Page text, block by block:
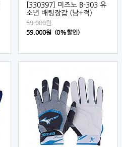
[330397] 미즈노 B-303 유
소년 배팅장갑 (남+적)
59,000원
59,000원 (0%할인)